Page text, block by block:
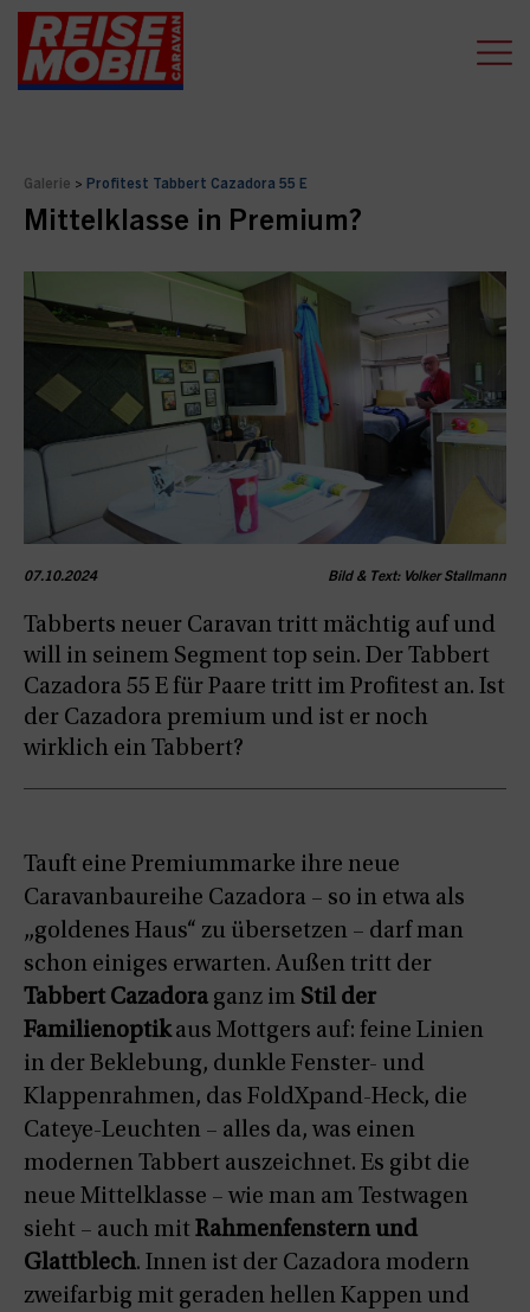
Galerie > Profitest Tabbert Cazadora 55 E
Mittelklasse in Premium?
07.10.2024 Bild & Text: Volker Stallmann
Tabberts neuer Caravan tritt mächtig auf und
will in seinem Segment top sein. Der Tabbert
Cazadora 55 E für Paare tritt im Profitest an. Ist
der Cazadora premium und ist er noch
wirklich ein Tabbert?
Tauft eine Premiummarke ihre neue
Caravanbaureihe Cazadora – so in etwa als
„goldenes Haus“ zu übersetzen – darf man
schon einiges erwarten. Außen tritt der
Tabbert Cazadora ganz im Stil der
Familienoptikaus Mottgers auf: feine Linien
in der Beklebung, dunkle Fenster- und
Klappenrahmen, das FoldXpand-Heck, die
Cateye-Leuchten – alles da, was einen
modernen Tabbert auszeichnet. Es gibt die
neue Mittelklasse – wie man am Testwagen
sieht – auch mit Rahmenfenstern und
Glattblech. Innen ist der Cazadora modern
zweifarbig mit geraden hellen Kappen und